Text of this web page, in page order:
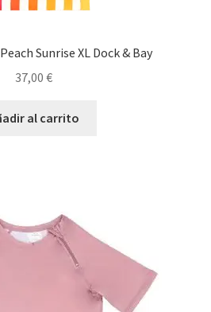
Sunrise XL Dock & Bay
37,00 €
al carrito